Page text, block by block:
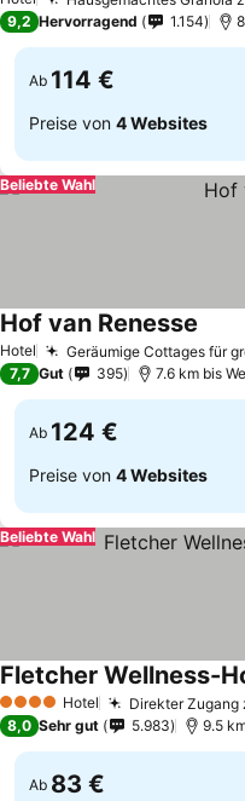
9,2 Hervorragend 1.154
Ab 114 €
Preise von 4 Websites
Beliebte Wahl
Hotel Geräumige Cottages für
Hof van Renesse
7,7 Gut 395 7.6 km bis
Ab 124 €
Preise von 4 Websites
Beliebte Wahl
4 Sterne Hotel Direkter Zugang
Fletcher Wellness-
8,0 Sehr gut 5.983 9.5
Ab 83 €